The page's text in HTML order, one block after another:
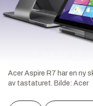
Acer Aspire R7 har en ny
av tastaturet. Bilde: Acer